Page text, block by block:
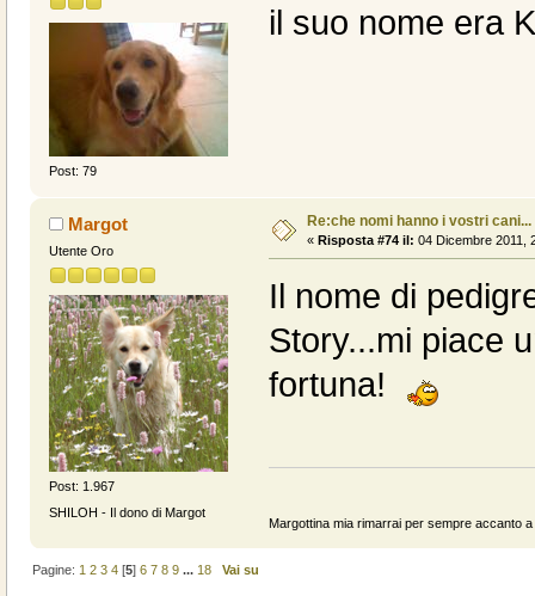
Post: 79
il suo nome era
Margot
Utente Oro
Post: 1.967
SHILOH - Il dono di Margot
Re:che nomi hanno i vostri cani...
« Risposta #74 il: 04 Dicembre 2011,
Il nome di
Story...mi piace
fortuna!
Margottina mia rimarrai per sempre accanto a
Pagine: 1 2 3 4 [5]6 7 8 9 ... 18 Vai su